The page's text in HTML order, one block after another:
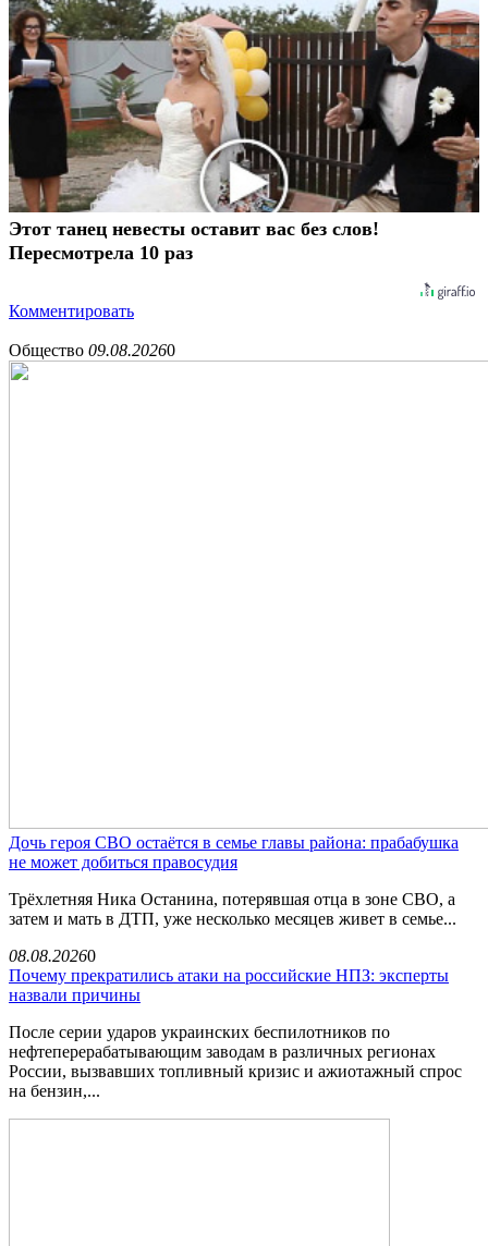
Этот танец невесты оставит вас без слов!
Пересмотрела 10 раз
Комментировать
Общество 09.08.20260
Дочь героя СВО остаётся в семье главы района: прабабушка
не может добиться правосудия
Трёхлетняя Ника Останина, потерявшая отца в зоне СВО, а
затем и мать в ДТП, уже несколько месяцев живет в семье...
08.08.20260
Почему прекратились атаки на российские НПЗ: эксперты
назвали причины
После серии ударов украинских беспилотников по
нефтеперерабатывающим заводам в различных регионах
России, вызвавших топливный кризис и ажиотажный спрос
на бензин,...